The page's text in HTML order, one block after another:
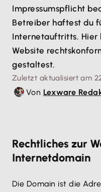
Impressumspflicht
Betreiber haftest du
Internetauftritts. Hier
Website
gestaltest.
Zuletzt aktualisiert am
Von Lexware
Rechtliches zur
Internetdomain
Die Domain ist die